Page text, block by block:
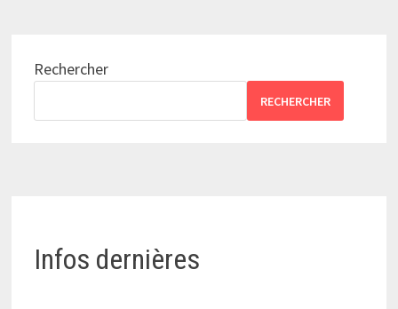
Rechercher
RECHERCHER
Infos dernières